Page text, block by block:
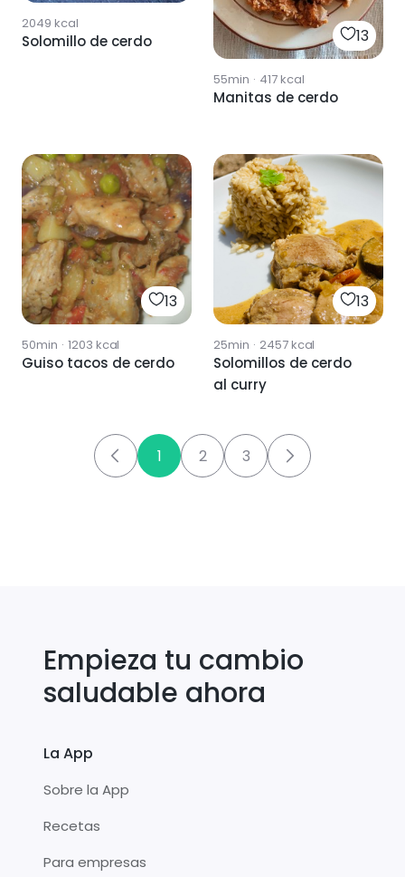
2049 kcal
Solomillo de cerdo 13
55min · 417kcal
Manitas de cerdo
13
50min · 1203 kcal
Guiso tacos de cerdo
13
25min · 2457kcal
Solomillos de cerdo
al curry
1 2 3
Empieza tu cambio
saludable ahora
La App
Sobre la App
Recetas
Para empresas